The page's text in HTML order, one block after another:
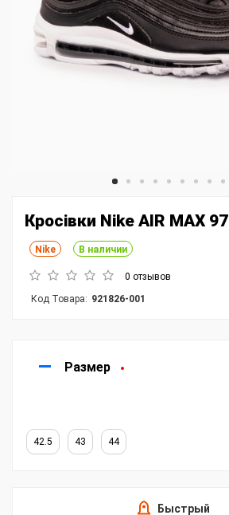
Кросівки Nike AIR MAX 97
Nike В наличии
0 отзывов
Код Товара: 921826-001
Размер
42.5 43 44
Быстрый